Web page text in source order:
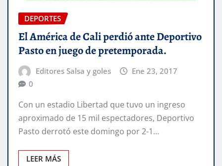
DEPORTES
El América de Cali perdió ante Deportivo
Pasto en juego de pretemporada.
Editores Salsa y goles
Ene 23, 2017
0
Con un estadio Libertad que tuvo un ingreso
aproximado de 15 mil espectadores, Deportivo
Pasto derrotó este domingo por 2-1…
LEER MÁS